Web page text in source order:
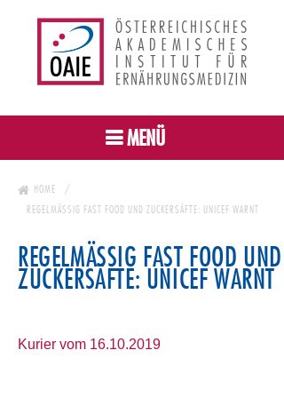
MENÜ
HOME
REGELMÄSSIG FAST FOOD UND ZUCKERSÄFTE: UNICEF WARNT
REGELMÄSSIG FAST FOOD UND Z
UCKERSÄFTE: UNICEF WARNT
Kurier vom 16.10.2019